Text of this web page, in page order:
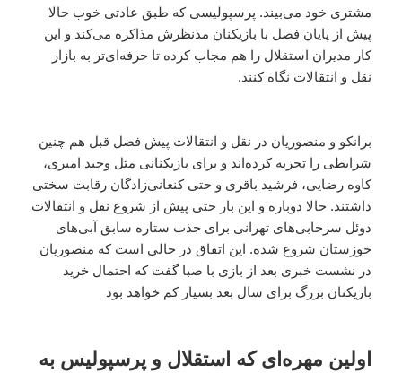
مشتری خود می‌بیند. پرسپولیسی که طبق عادتی خوب حالا
پیش از پایان فصل با بازیکنان مدنظرش مذاکره می‌کند و این
کار مدیران استقلال را هم مجاب کرده تا حرفه‌ای‌تر به بازار
نقل و انتقالات نگاه کنند.
برانکو و منصوریان در نقل و انتقالات پیش فصل قبل هم چنین
شرایطی را تجربه کرده‌اند و برای بازیکنانی مثل وحید امیری،
کاوه رضایی، فرشید باقری و حتی کنعانی‌زادگان رقابت سختی
داشتند. حالا دوباره و این بار حتی پیش از شروع نقل و انتقالات
دوئل سرخابی‌های تهرانی برای جذب ستاره سابق آبی‌های
خوزستان شروع شده. این اتفاق در حالی است که منصوریان
در نشست خبری بعد از بازی با صبا گفت که احتمال خرید
بازیکنان بزرگ برای سال بعد بسیار کم خواهد بود
اولین مهر‌ه‌ای که استقلال و پرسپولیس به